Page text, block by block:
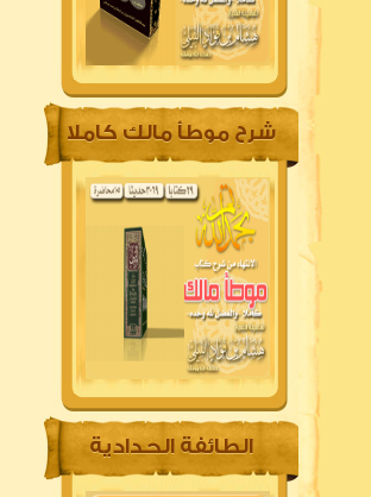
شرح موطأ مالك كاملا
الطائفة الحدادية